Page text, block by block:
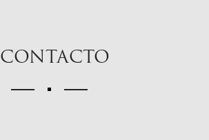
CONTACTO